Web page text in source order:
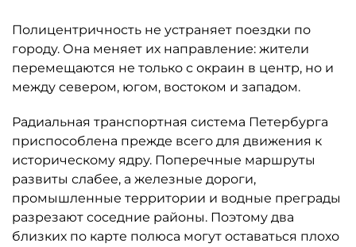
Полицентричность не устраняет поездки по
городу. Она меняет их направление: жители
перемещаются не только с окраин в центр, но и
между севером, югом, востоком и западом.
Радиальная транспортная система Петербурга
приспособлена прежде всего для движения к
историческому ядру. Поперечные маршруты
развиты слабее, а железные дороги,
промышленные территории и водные преграды
разрезают соседние районы. Поэтому два
близких по карте полюса могут оставаться плохо